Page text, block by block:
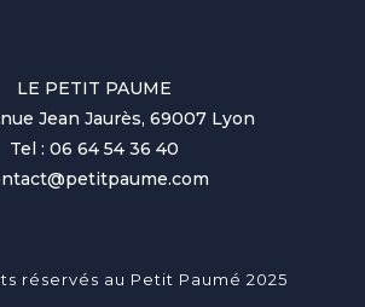
LE PETIT PAUME
Jean Jaurès, 69007 Lyon
Tel : 06 64 54 36 40
réservés au Petit Paumé 2025